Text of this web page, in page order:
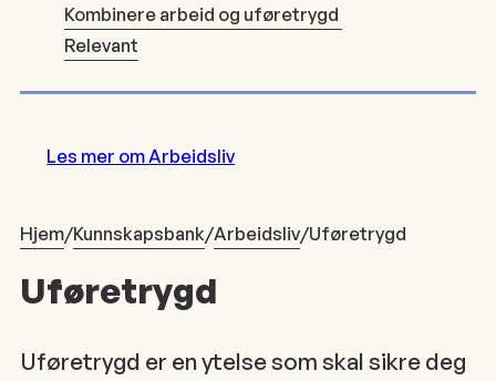
Kombinere arbeid og uføretrygd
Relevant
Les mer om Arbeidsliv
Hjem/Kunnskapsbank/Arbeidsliv/Uføretrygd
Uføretrygd
Uføretrygd er en ytelse som skal sikre deg